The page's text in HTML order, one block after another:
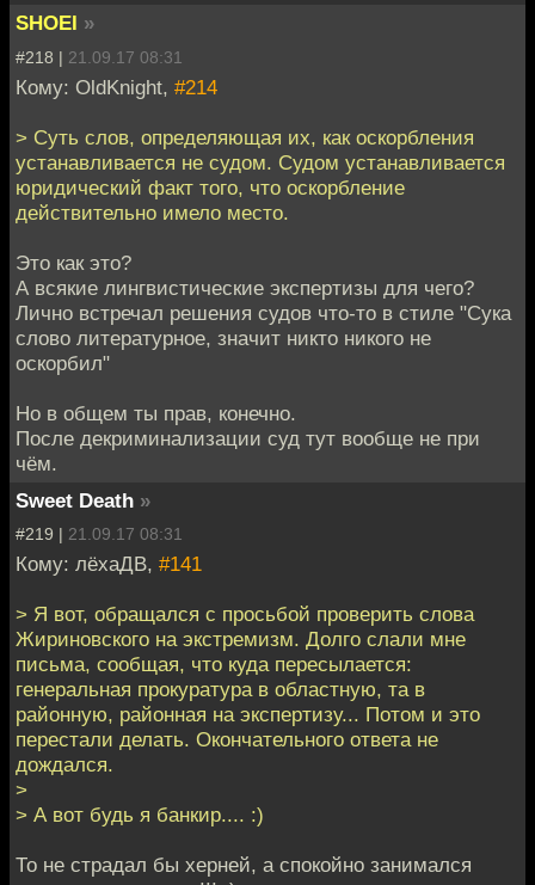
SHOEI »
#218 | 21.09.17 08:31
Кому: OldKnight, #214
> Суть слов, определяющая их, как оскорбления
устанавливается не судом. Судом устанавливается
юридический факт того, что оскорбление
действительно имело место.
Это как это?
А всякие лингвистические экспертизы для чего?
Лично встречал решения судов что-то в стиле "Сука
слово литературное, значит никто никого не
оскорбил"
Но в общем ты прав, конечно.
После декриминализации суд тут вообще не при
чём.
Sweet Death »
#219 | 21.09.17 08:31
Кому: лёхаДВ, #141
> Я вот, обращался с просьбой проверить слова
Жириновского на экстремизм. Долго слали мне
письма, сообщая, что куда пересылается:
генеральная прокуратура в областную, та в
районную, районная на экспертизу... Потом и это
перестали делать. Окончательного ответа не
дождался.
>
> А вот будь я банкир.... :)
То не страдал бы херней, а спокойно занимался